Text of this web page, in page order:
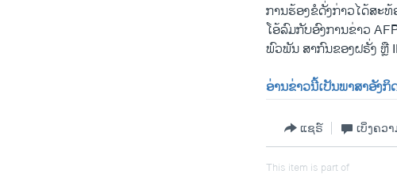
ການຮ້ອງຂໍດັ່ງກ່າວໄດ້ສະ
ໂອ້ລົມກັບອົງ​ການ​ຂ່າວ
ພົວພັນ ສາກົນຂອງຝຣັ່ງ ຫຼື
ອ່ານຂ່າວນີ້ເປັນພາສາອັງກິ
ແຊຣ໌ ເບິ່ງຄວ
This item is part of